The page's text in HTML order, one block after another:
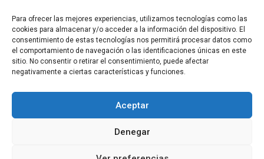
Para ofrecer las mejores experiencias, utilizamos tecnologías como las
cookies para almacenar y/o acceder a la información del dispositivo. El
consentimiento de estas tecnologías nos permitirá procesar datos como
el comportamiento de navegación o las identificaciones únicas en este
sitio. No consentir o retirar el consentimiento, puede afectar
negativamente a ciertas características y funciones.
Aceptar
Denegar
Copyright Colegio Oficial de Fisioterapeutas de la Región de